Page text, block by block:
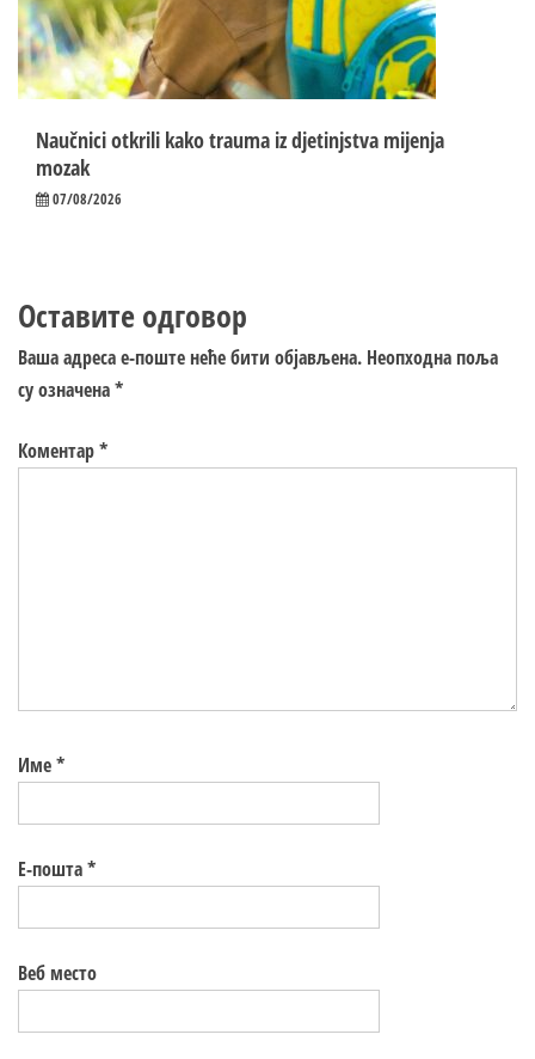
Naučnici otkrili kako trauma iz d‌jetinjstva mijenja
mozak
07/08/2026
Оставите одговор
Ваша адреса е-поште неће бити објављена. Неопходна поља
су означена*
Коментар*
Име*
Е-пошта*
Веб место